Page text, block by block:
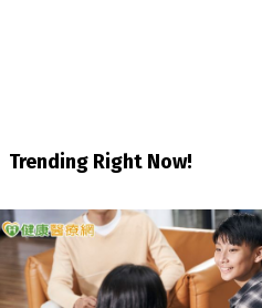
Trending Right Now!